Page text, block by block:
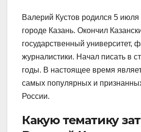
Валерий Кустов родился 5 июля
городе Казань. Окончил
государственный университет,
журналистики. Начал писать в
годы. В настоящее время
самых популярных и
России.
Какую тематику